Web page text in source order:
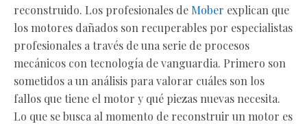
reconstruido. Los profesionales de Mober explican que
los motores dañados son recuperables por especialistas
profesionales a través de una serie de procesos
mecánicos con tecnología de vanguardia. Primero son
sometidos a un análisis para valorar cuáles son los
fallos que tiene el motor y qué piezas nuevas necesita.
Lo que se busca al momento de reconstruir un motor es